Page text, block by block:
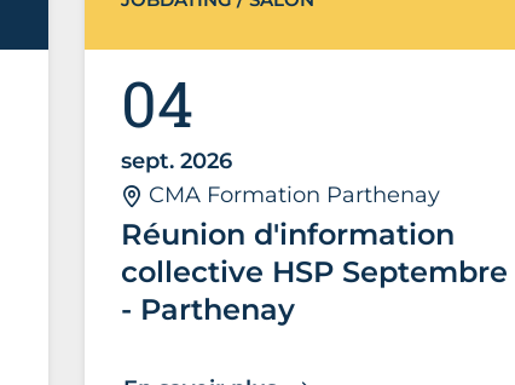
Réunion d'information
collective HSP Septembre
- Parthenay
04
sept. 2026
CMA Formation Parthenay